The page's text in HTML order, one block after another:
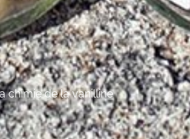
chimie de la vanilline